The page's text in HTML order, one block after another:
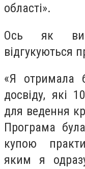
області».
Ось як
відгукуються
«Я отримала
досвіду, які
для ведення
Програма
купою
яким я